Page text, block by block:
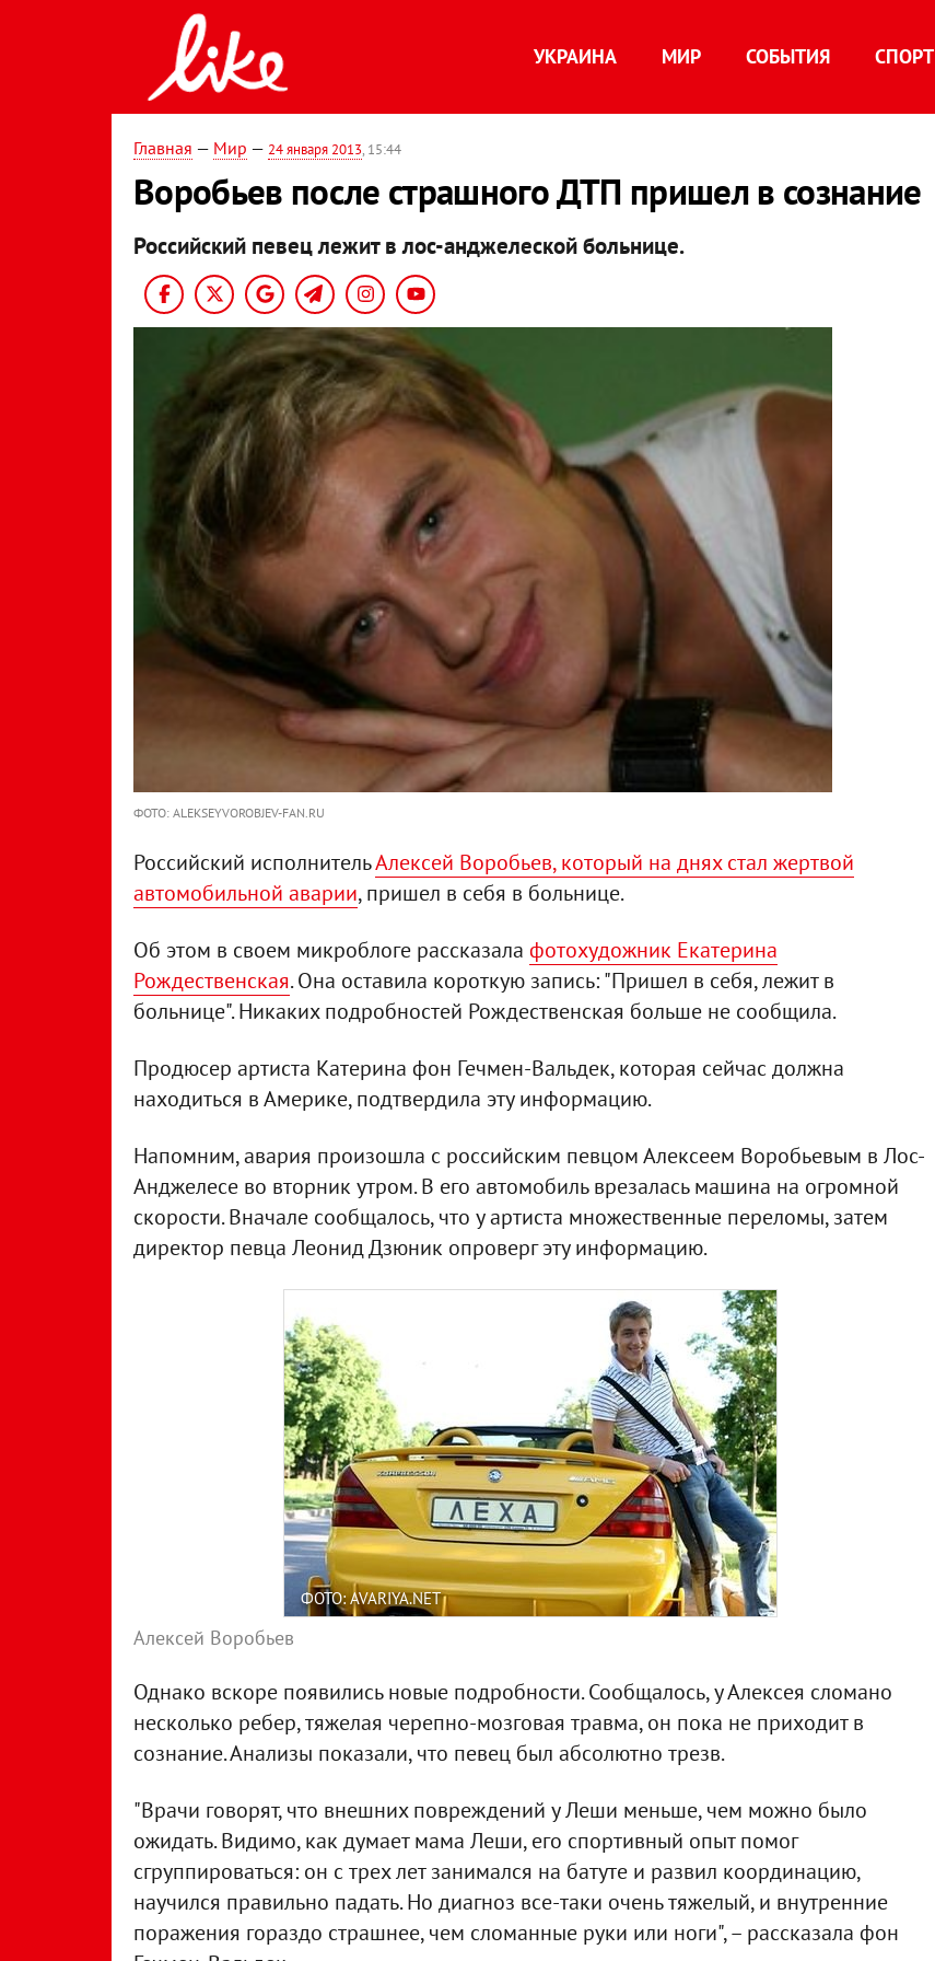
УКРАИНА МИР СОБЫТИЯ СПОРТ
Главная — Мир — 24 января 2013, 15:44
Воробьев после страшного ДТП пришел в сознание
Российский певец лежит в лос-анджелеской больнице.
ФОТО: ALEKSEYVOROBJEV-FAN.RU
Российский исполнительАлексей Воробьев, который на днях стал жертвой
автомобильной аварии, пришел в себя в больнице.
Об этом в своем микроблоге рассказала фотохудожник Екатерина
Рождественская. Она оставила короткую запись: "Пришел в себя, лежит в
больнице". Никаких подробностей Рождественская больше не сообщила.
Продюсер артиста Катерина фон Гечмен-Вальдек, которая сейчас должна
находиться в Америке, подтвердила эту информацию.
Напомним, авария произошла с российским певцом Алексеем Воробьевым в Лос-
Анджелесе во вторник утром. В его автомобиль врезалась машина на огромной
скорости. Вначале сообщалось, что у артиста множественные переломы, затем
директор певца Леонид Дзюник опроверг эту информацию.
ФОТО: AVARIYA.NET
Алексей Воробьев
Однако вскоре появились новые подробности. Сообщалось, у Алексея сломано
несколько ребер, тяжелая черепно-мозговая травма, он пока не приходит в
сознание. Анализы показали, что певец был абсолютно трезв.
"Врачи говорят, что внешних повреждений у Леши меньше, чем можно было
ожидать. Видимо, как думает мама Леши, его спортивный опыт помог
сгруппироваться: он с трех лет занимался на батуте и развил координацию,
научился правильно падать. Но диагноз все-таки очень тяжелый, и внутренние
поражения гораздо страшнее, чем сломанные руки или ноги", – рассказала фон